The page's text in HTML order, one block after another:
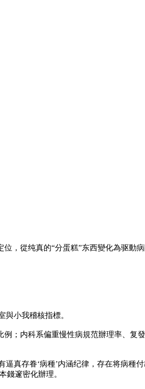
，從纯真的“分蛋糕”东西變化為驱動病
小我稽核指標。
；内科系偏重慢性病規范辦理率、复
逼真存眷‘病種’内涵纪律，存在将病種
錢邃密化辦理。